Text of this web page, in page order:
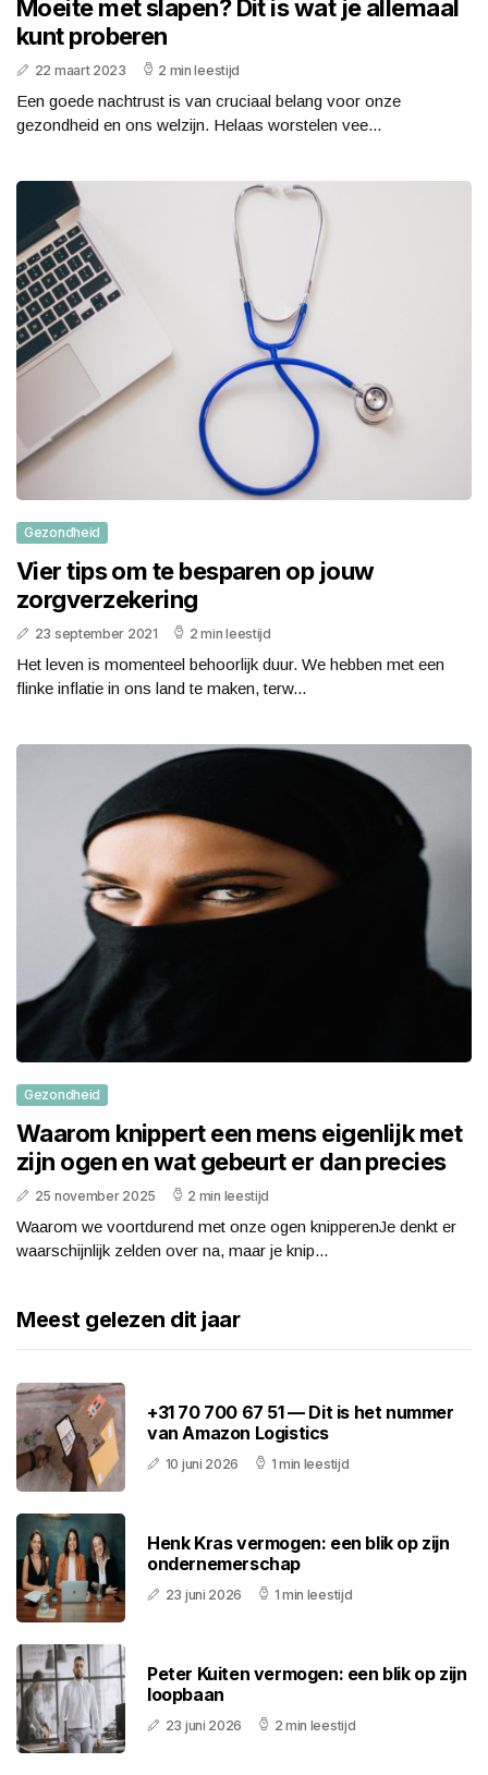
Moeite met slapen? Dit is wat je allemaal
kunt proberen
22 maart 2023 2 min leestijd
Een goede nachtrust is van cruciaal belang voor onze
gezondheid en ons welzijn. Helaas worstelen vee...
Gezondheid
Vier tips om te besparen op jouw
zorgverzekering
23 september 2021 2 min leestijd
Het leven is momenteel behoorlijk duur. We hebben met een
flinke inflatie in ons land te maken, terw...
Gezondheid
Waarom knippert een mens eigenlijk met
zijn ogen en wat gebeurt er dan precies
25 november 2025 2 min leestijd
Waarom we voortdurend met onze ogen knipperenJe denkt er
waarschijnlijk zelden over na, maar je knip...
Meest gelezen dit jaar
+31 70 700 67 51 — Dit is het nummer
van Amazon Logistics
10 juni 2026 1 min leestijd
Henk Kras vermogen: een blik op zijn
ondernemerschap
23 juni 2026 1 min leestijd
Peter Kuiten vermogen: een blik op zijn
loopbaan
23 juni 2026 2 min leestijd